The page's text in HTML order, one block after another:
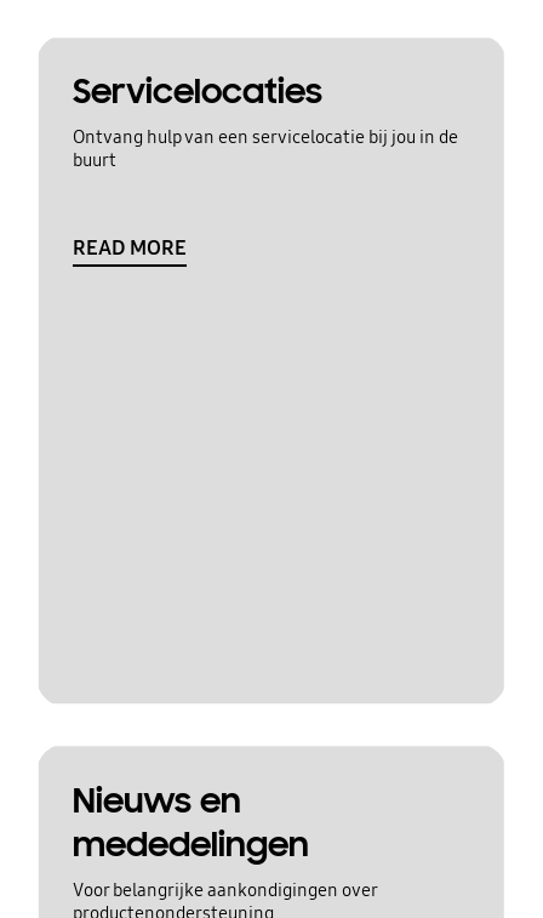
Servicelocaties
Ontvang hulp van een servicelocatie bij jou in de
buurt
READ MORE
Nieuws en
mededelingen
Voor belangrijke aankondigingen over
productenondersteuning